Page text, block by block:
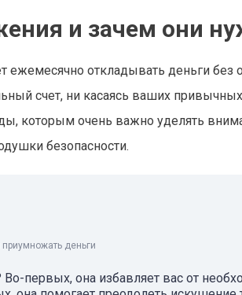
и зачем они
ежемесячно откладывать деньги без
счет, ни касаясь ваших
которым очень важно уделять
безопасности.
деньги
Во-первых, она избавляет вас от